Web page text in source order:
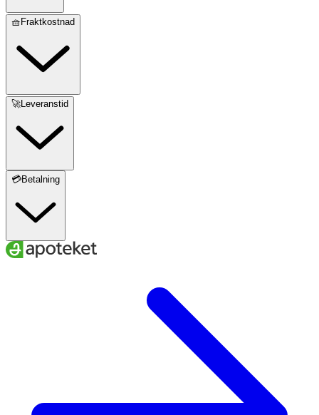
🧺Fraktkostnad
🚀Leveranstid
💳Betalning